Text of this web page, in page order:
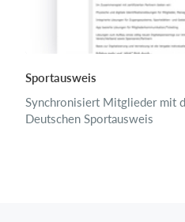
Sportausweis
Synchronisiert Mitglieder mit
Deutschen Sportausweis